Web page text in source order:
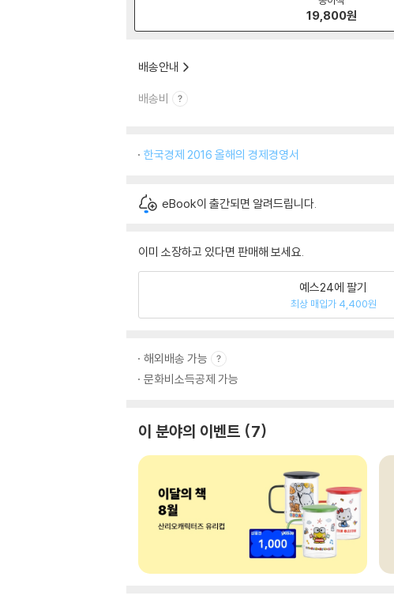
19,800원
배송안내
배송비
한국경제 2016 올해의 경제경영서
eBook이 출간되면 알려드립니다.
이미 소장하고 있다면 판매해 보세요.
예스24에 팔기
최상 매입가 4,400원
해외배송 가능
문화비소득공제 가능
이 분야의 이벤트 7